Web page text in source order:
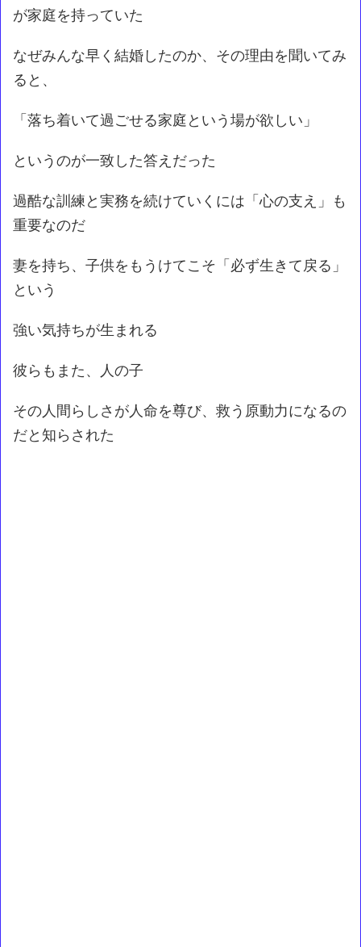
が家庭を持っていた
なぜみんな早く結婚したのか、その理由を聞いてみ
ると、
「落ち着いて過ごせる家庭という場が欲しい」
というのが一致した答えだった
過酷な訓練と実務を続けていくには「心の支え」も
重要なのだ
妻を持ち、子供をもうけてこそ「必ず生きて戻る」
という
強い気持ちが生まれる
彼らもまた、人の子
その人間らしさが人命を尊び、救う原動力になるの
だと知らされた